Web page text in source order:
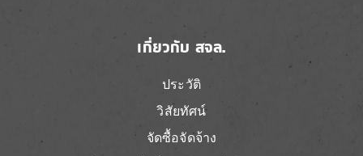
เกี่ยวกับ สจล.
ประวัติ
วิสัยทัศน์
จัดซื้อจัดจ้าง